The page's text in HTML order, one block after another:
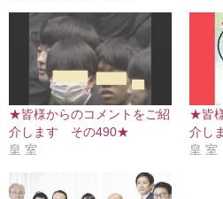
★皆様からのコメントをご紹
介します その490★
皇 室
★皆
介し
皇 室